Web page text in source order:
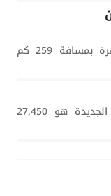
تبعد مدينة العلمين الجديدة عن القاهرة بمسافة 259 كم
يبلغ متوسط سعر المتر في العلمين الجديدة هو 27,450